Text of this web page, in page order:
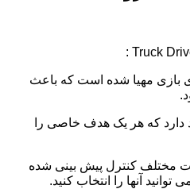
برای بازی مهیا شده است که باعث
دارد که هر یک هدف خاصی را
کردن ماشین ۳ حالت مختلف کنترل پیش بینی شده
آنها را انتخاب کنید.